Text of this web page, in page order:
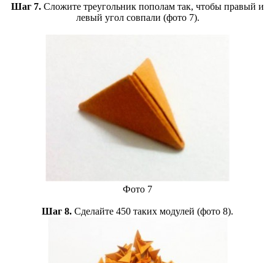
Шаг 7. Сложите треугольник пополам так, чтобы правый и
левый угол совпали (фото 7).
Фото 7
Шаг 8. Сделайте 450 таких модулей (фото 8).